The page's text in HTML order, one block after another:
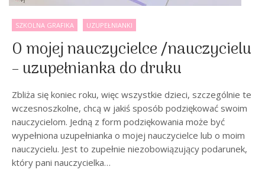
SZKOLNA GRAFIKA UZUPEŁNIANKI
O mojej nauczycielce /nauczycielu
– uzupełnianka do druku
Zbliża się koniec roku, więc wszystkie dzieci, szczególnie te
wczesnoszkolne, chcą w jakiś sposób podziękować swoim
nauczycielom. Jedną z form podziękowania może być
wypełniona uzupełnianka o mojej nauczycielce lub o moim
nauczycielu. Jest to zupełnie niezobowiązujący podarunek,
który pani nauczycielka…